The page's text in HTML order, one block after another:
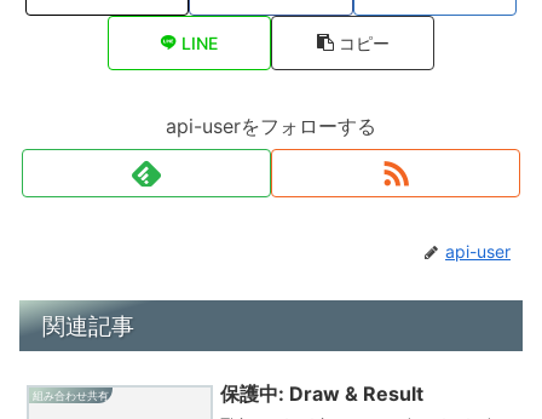
LINE コピー
api-userをフォローする
api-user
関連記事
組み合わせ共有 保護中: Draw & Result